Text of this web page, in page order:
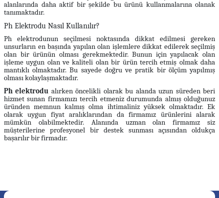
alanlarında daha aktif bir şekilde bu ürünü kullanmalarına olanak
tanımaktadır.
Ph Elektrodu Nasıl Kullanılır?
Ph elektrodunun seçilmesi noktasında dikkat edilmesi gereken
unsurların en başında yapılan olan işlemlere dikkat edilerek seçilmiş
olan bir ürünün olması gerekmektedir. Bunun için yapılacak olan
işleme uygun olan ve kaliteli olan bir ürün tercih etmiş olmak daha
mantıklı olmaktadır. Bu sayede doğru ve pratik bir ölçüm yapılmış
olması kolaylaşmaktadır.
Ph elektrodu alırken öncelikli olarak bu alanda uzun süreden beri
hizmet sunan firmamızı tercih etmeniz durumunda almış olduğunuz
üründen memnun kalmış olma ihtimaliniz yüksek olmaktadır. Ek
olarak uygun fiyat aralıklarından da firmamız ürünlerini alarak
mümkün olabilmektedir. Alanında uzman olan firmamız siz
müşterilerine profesyonel bir destek sunması açısından oldukça
başarılır bir firmadır.